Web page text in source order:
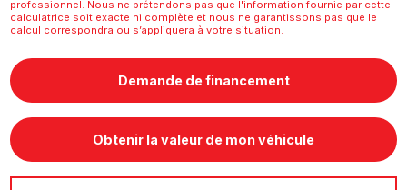
professionnel. Nous ne prétendons pas que l'information fournie par cette
calculatrice soit exacte ni complète et nous ne garantissons pas que le
calcul correspondra ou s’appliquera à votre situation.
Demande de financement
Obtenir la valeur de mon véhicule